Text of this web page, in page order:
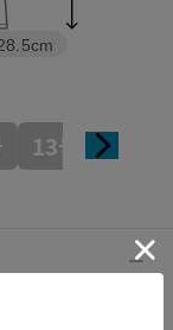
13号 15号